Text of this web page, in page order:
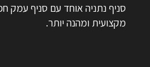
סניף נתניה אוחד עם סניף עמק
מקצועית ומהנה יותר.